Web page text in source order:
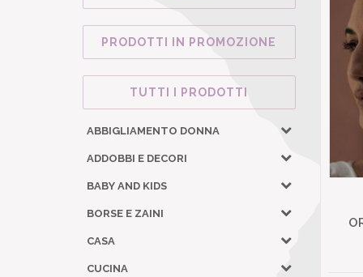
PRODOTTI IN PROMOZIONE
TUTTI I PRODOTTI
ABBIGLIAMENTO DONNA
ADDOBBI E DECORI
BABY AND KIDS
BORSE E ZAINI
CASA
CUCINA